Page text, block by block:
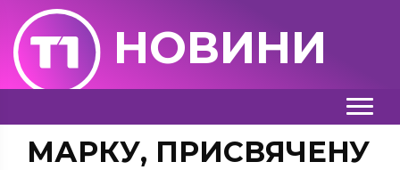
НОВИНИ
МАРКУ, ПРИСВЯЧЕНУ